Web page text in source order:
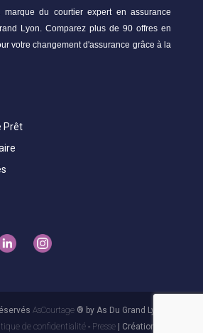
du courtier expert en assurance
Lyon. Comparez plus de 90 offres en
votre changement d'assurance grâce à la
Prêt
AsCourtage® by As Du Grand Lyon -
de confidentialité - Presse | Création 3.1